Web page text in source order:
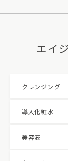
エイ
クレンジング
導入化粧水
美容液